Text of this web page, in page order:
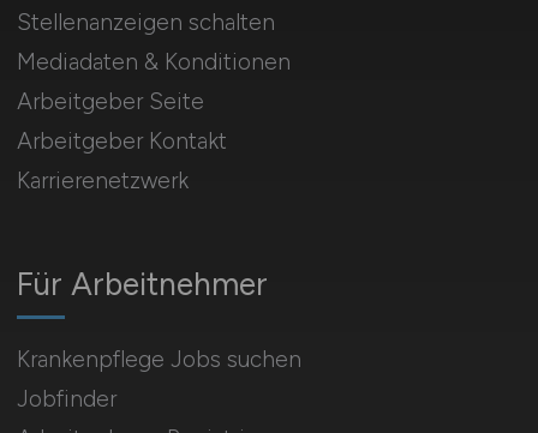
Für Arbeitnehmer
Krankenpflege Jobs suchen
Jobfinder
Stellenanzeigen schalten
Mediadaten & Konditionen
Arbeitgeber Seite
Arbeitgeber Kontakt
Karrierenetzwerk